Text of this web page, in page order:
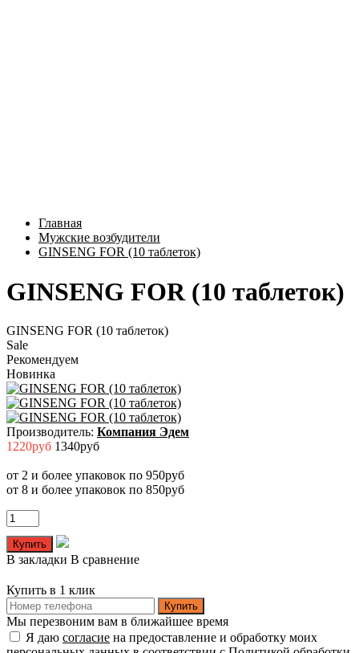
Главная
Мужские возбудители
GINSENG FOR (10 таблеток)
GINSENG FOR (10 таблеток)
GINSENG FOR (10 таблеток)
Sale
Рекомендуем
Новинка
Производитель: Компания Эдем
1220руб 1340руб
от 2 и более упаковок по 950руб
от 8 и более упаковок по 850руб
В закладки В сравнение
Купить в 1 клик
Купить
Мы перезвоним вам в ближайшее время
Я даю согласие на предоставление и обработку моих